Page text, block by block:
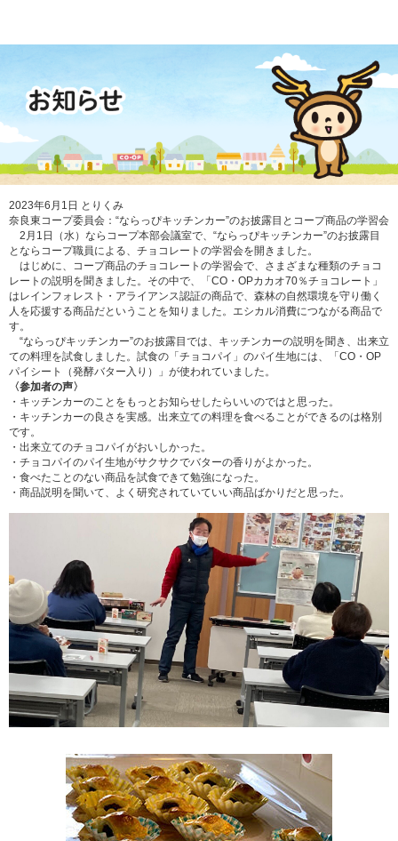
2023年6月1日 とりくみ
奈良東コープ委員会：“ならっぴキッチンカー”のお披露目とコープ商品の学習会
2 月 1 日（水）ならコープ本部会議室で、“ならっぴキッチンカー”のお披露目
とならコープ職員による、チョコレートの学習会を開きました。
はじめに、コープ商品のチョコレートの学習会で、さまざまな種類のチョコ
レートの説明を聞きました。その中で、「CO ・ OPカカオ70％チョコレート」
はレインフォレスト・アライアンス認証の商品で、森林の自然環境を守り働く
人を応援する商品だということを知りました。エシカル消費につながる商品で
す。
“ならっぴキッチンカー”のお披露目では、キッチンカーの説明を聞き、出来立
ての料理を試食しました。試食の「チョコパイ」のパイ生地には、「CO ・ OP
パイシート（発酵バター入り）」が使われていました。
〈参加者の声〉
・キッチンカーのことをもっとお知らせしたらいいのではと思った。
・キッチンカーの良さを実感。出来立ての料理を食べることができるのは格別
です。
・出来立てのチョコパイがおいしかった。
・チョコパイのパイ生地がサクサクでバターの香りがよかった。
・食べたことのない商品を試食できて勉強になった。
・商品説明を聞いて、よく研究されていていい商品ばかりだと思った。